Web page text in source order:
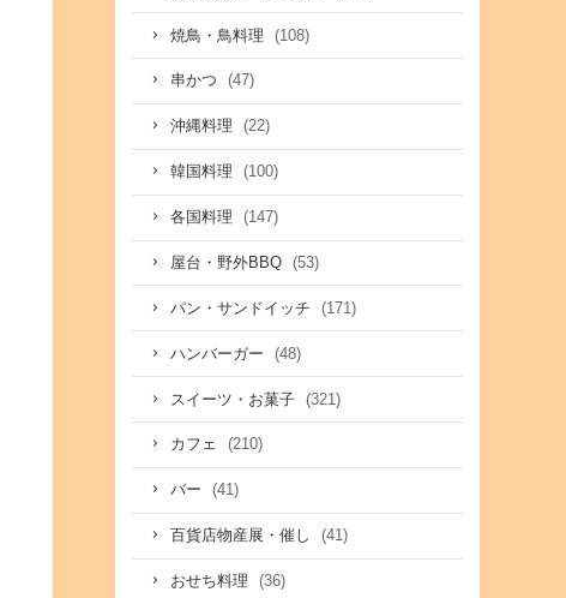
焼鳥・鳥料理 (108)
串かつ (47)
沖縄料理 (22)
韓国料理 (100)
各国料理 (147)
屋台・野外BBQ (53)
パン・サンドイッチ (171)
ハンバーガー (48)
スイーツ・お菓子 (321)
カフェ (210)
バー (41)
百貨店物産展・催し (41)
おせち料理 (36)